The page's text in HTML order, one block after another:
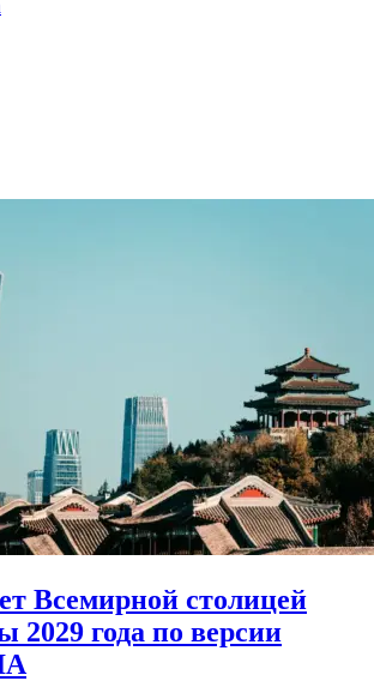
Всемирной столицей
2029 года по версии